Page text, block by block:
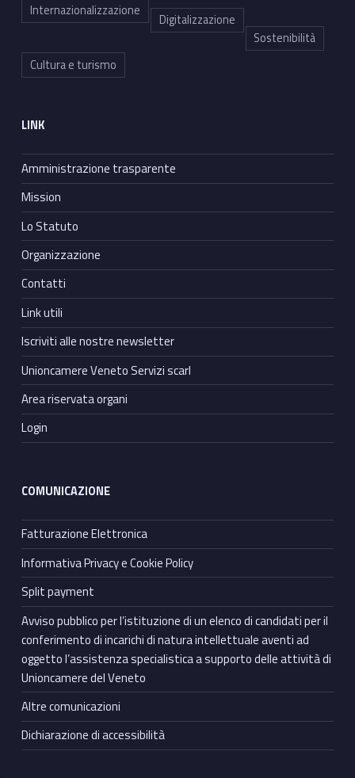
Internazionalizzazione
Digitalizzazione
Sostenibilità
Cultura e turismo
LINK
Amministrazione trasparente
Mission
Lo Statuto
Organizzazione
Contatti
Link utili
Iscriviti alle nostre newsletter
Unioncamere Veneto Servizi scarl
Area riservata organi
Login
COMUNICAZIONE
Fatturazione Elettronica
Informativa Privacy e Cookie Policy
Split payment
Avviso pubblico per l’istituzione di un elenco di candidati per il
conferimento di incarichi di natura intellettuale aventi ad
oggetto l’assistenza specialistica a supporto delle attività di
Unioncamere del Veneto
Altre comunicazioni
Dichiarazione di accessibilità